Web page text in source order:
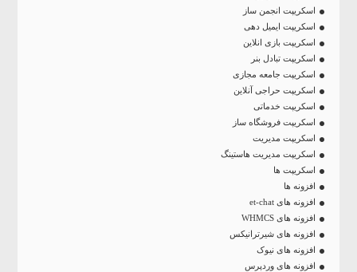
اسکریپت انجمن ساز
اسکریپت ایمیل دهی
اسکریپت بازی انلاین
اسکریپت تبادل بنر
اسکریپت جامعه مجازی
اسکریپت حراجی آنلاین
اسکریپت خدماتی
اسکریپت فروشگاه ساز
اسکریپت مدیریت
اسکریپت مدیریت هاستینگ
اسکریپت ها
افزونه ها
افزونه های et-chat
افزونه های WHMCS
افزونه های شیرترانیکس
افزونه های نیوک
افزونه های وردپرس